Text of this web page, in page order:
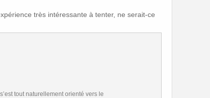
très intéressante à tenter, ne serait-ce
s’est tout naturellement orienté vers le